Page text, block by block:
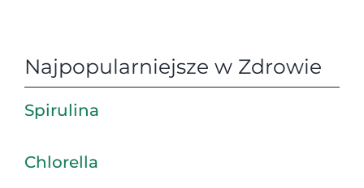
Najpopularniejsze w Zdrowie
Spirulina
Chlorella